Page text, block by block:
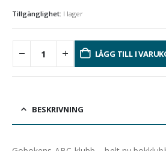
Tillgänglighet: I lager
LÄGG TILL I
BESKRIVNING